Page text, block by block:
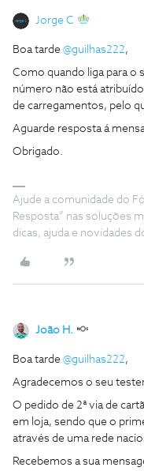
Jorge C
Boa tarde ​ @guilhas222,
Como quando liga para o
número não está
de carregamentos, pelo
Aguarde resposta á
Obrigado.
Ajude a comunidade do
Resposta” nas soluções
dicas, ajuda e novidades
João H.
Boa tarde ​ @guilhas222,
Agradecemos o seu
O pedido de 2ª via de
em loja, sendo que o
através de uma rede
Recebemos a sua